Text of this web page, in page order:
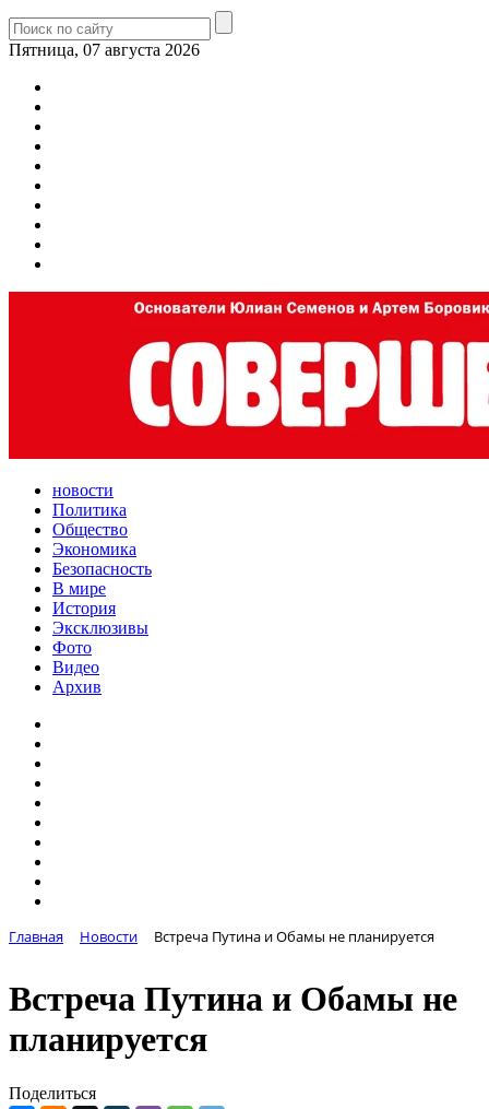
Пятница, 07 августа 2026
новости
Политика
Общество
Экономика
Безопасность
В мире
История
Эксклюзивы
Фото
Видео
Архив
Главная Новости Встреча Путина и Обамы не планируется
Встреча Путина и Обамы не
планируется
Поделиться